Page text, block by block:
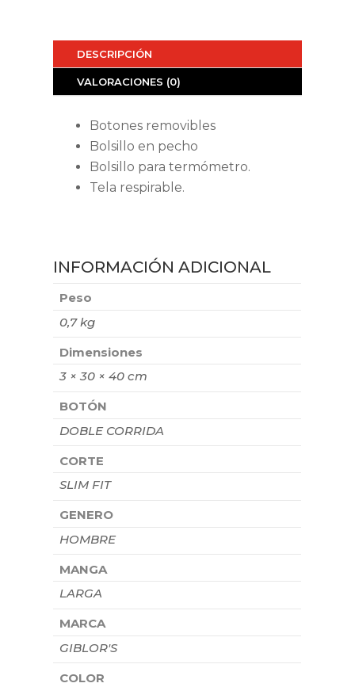
DESCRIPCIÓN
VALORACIONES (0)
Botones removibles
Bolsillo en pecho
Bolsillo para termómetro.
Tela respirable.
INFORMACIÓN ADICIONAL
Peso
0,7 kg
Dimensiones
3 × 30 × 40 cm
BOTÓN
DOBLE CORRIDA
CORTE
SLIM FIT
GENERO
HOMBRE
MANGA
LARGA
MARCA
GIBLOR'S
COLOR